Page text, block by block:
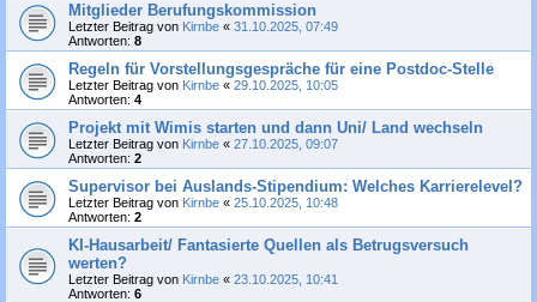
Mitglieder Berufungskommission
Letzter Beitrag von Kirnbe « 31.10.2025, 07:49
Antworten: 8
Regeln für Vorstellungsgespräche für eine Postdoc-Stelle
Letzter Beitrag von Kirnbe « 29.10.2025, 10:05
Antworten: 4
Projekt mit Wimis starten und dann Uni/ Land wechseln
Letzter Beitrag von Kirnbe « 27.10.2025, 09:07
Antworten: 2
Supervisor bei Auslands-Stipendium: Welches Karrierelevel?
Letzter Beitrag von Kirnbe « 25.10.2025, 10:48
Antworten: 2
KI-Hausarbeit/ Fantasierte Quellen als Betrugsversuch
werten?
Letzter Beitrag von Kirnbe « 23.10.2025, 10:41
Antworten: 6